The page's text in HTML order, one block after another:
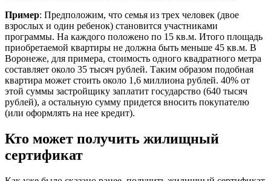
Пример: Предположим, что семья из трех человек (двое
взрослых и один ребенок) становится участниками
программы. На каждого положено по 15 кв.м. Итого площадь
приобретаемой квартиры не должна быть меньше 45 кв.м. В
Воронеже, для примера, стоимость одного квадратного метра
составляет около 35 тысяч рублей. Таким образом подобная
квартира может стоить около 1,6 миллиона рублей. 40% от
этой суммы застройщику заплатит государство (640 тысяч
рублей), а остальную сумму придется вносить покупателю
(или оформлять на нее кредит).
Кто может получить жилищный
сертификат